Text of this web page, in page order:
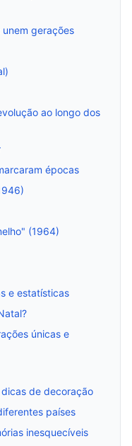
gerações
ao longo dos
épocas
(1964)
e estatísticas
únicas e
de decoração
países
inesquecíveis